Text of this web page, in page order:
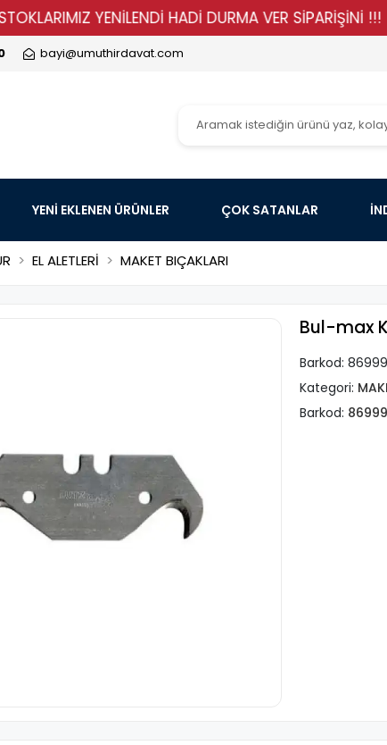
YENİLENDİ HADİ DURMA VER SİPARİŞİNİ !!!
bayi@umuthirdavat.com
YENİ EKLENEN ÜRÜNLER ÇOK SATANLAR
EL ALETLERİ MAKET BIÇAKLARI
Bul-max
Barkod:
Kategori:
Barkod: